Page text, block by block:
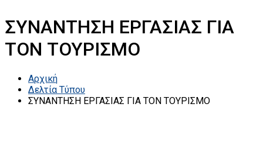
ΣΥΝΑΝΤΗΣΗ ΕΡΓΑΣΙΑΣ ΓΙΑ
ΤΟΝ ΤΟΥΡΙΣΜΟ
Αρχική
Δελτία Τύπου
ΣΥΝΑΝΤΗΣΗ ΕΡΓΑΣΙΑΣ ΓΙΑ ΤΟΝ ΤΟΥΡΙΣΜΟ